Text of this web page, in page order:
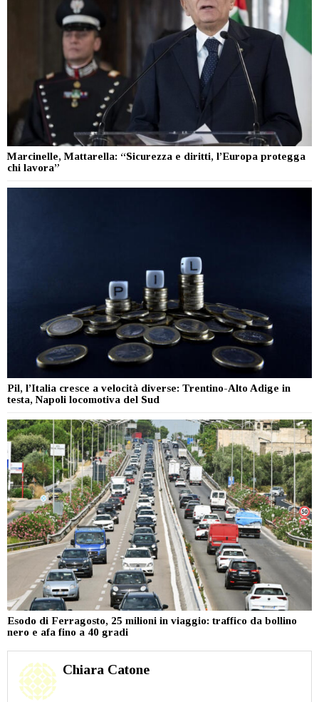
Marcinelle, Mattarella: “Sicurezza e diritti, l’Europa protegga
chi lavora”
Pil, l’Italia cresce a velocità diverse: Trentino-Alto Adige in
testa, Napoli locomotiva del Sud
Esodo di Ferragosto, 25 milioni in viaggio: traffico da bollino
nero e afa fino a 40 gradi
Chiara Catone